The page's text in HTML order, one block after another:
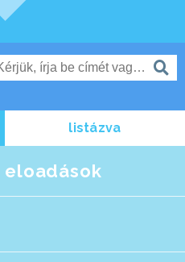
listázva